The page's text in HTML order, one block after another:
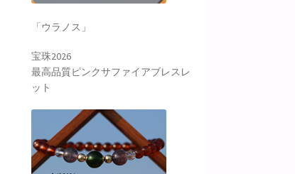
「ウラノス」
宝珠2026
最高品質ピンクサファイアブレスレ
ット